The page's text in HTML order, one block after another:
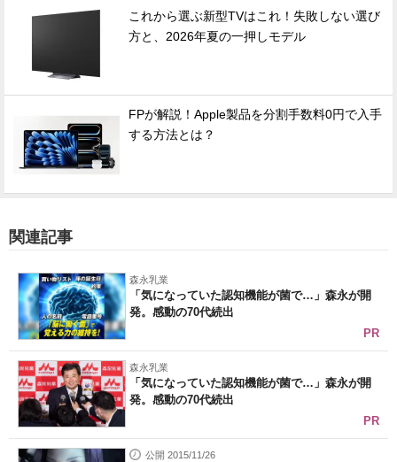
これから選ぶ新型TVはこれ！失敗しない選び
方と、2026年夏の一押しモデル
FPが解説！Apple製品を分割手数料0円で入手
する方法とは？
関連記事
森永乳業
「気になっていた認知機能が菌で…」森永が開
発。感動の70代続出
PR
森永乳業
「気になっていた認知機能が菌で…」森永が開
発。感動の70代続出
PR
公開 2015/11/26